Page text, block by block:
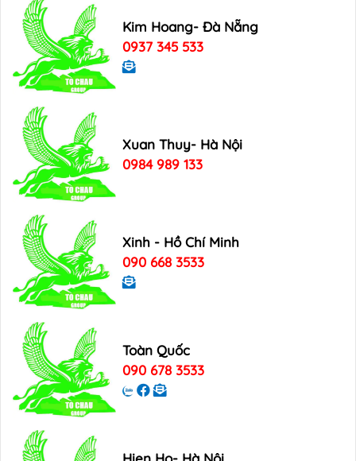
Kim Hoang- Đà Nẵng
0937 345 533
Xuan Thuy- Hà Nội
0984 989 133
Xinh - Hồ Chí Minh
090 668 3533
Toàn Quốc
090 678 3533